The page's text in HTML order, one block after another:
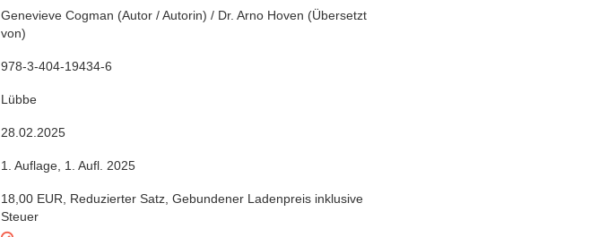
Genevieve Cogman (Autor / Autorin) / Dr. Arno Hoven (Übersetzt
von)
978-3-404-19434-6
Lübbe
28.02.2025
1. Auflage 1. Aufl. 2025
18,00 EUR Reduzierter Satz Gebundener Ladenpreis inklusive
Steuer